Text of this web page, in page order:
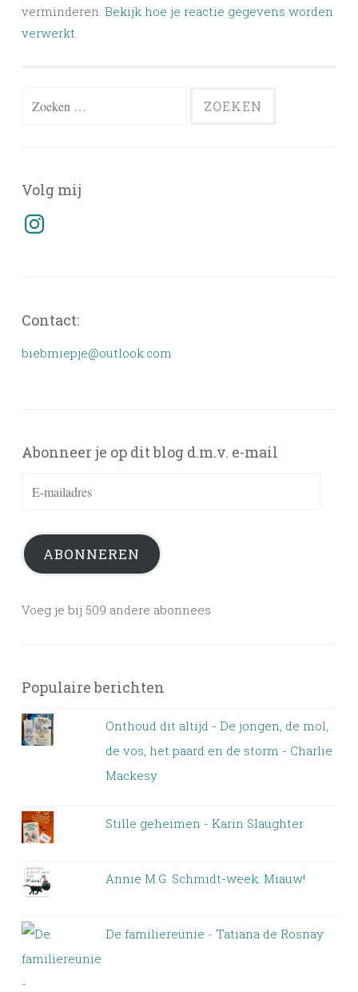
verminderen. Bekijk hoe je reactie gegevens worden
verwerkt.
Zoeken
Volg mij
Instagram
Contact:
biebmiepje@outlook.com
Abonneer je op dit blog d.m.v. e-mail
ABONNEREN
Voeg je bij 509 andere abonnees
Populaire berichten
Onthoud dit altijd - De jongen, de mol,
de vos, het paard en de storm - Charlie
Mackesy
Stille geheimen - Karin Slaughter
Annie M.G. Schmidt-week: Miauw!
De familiereünie - Tatiana de Rosnay